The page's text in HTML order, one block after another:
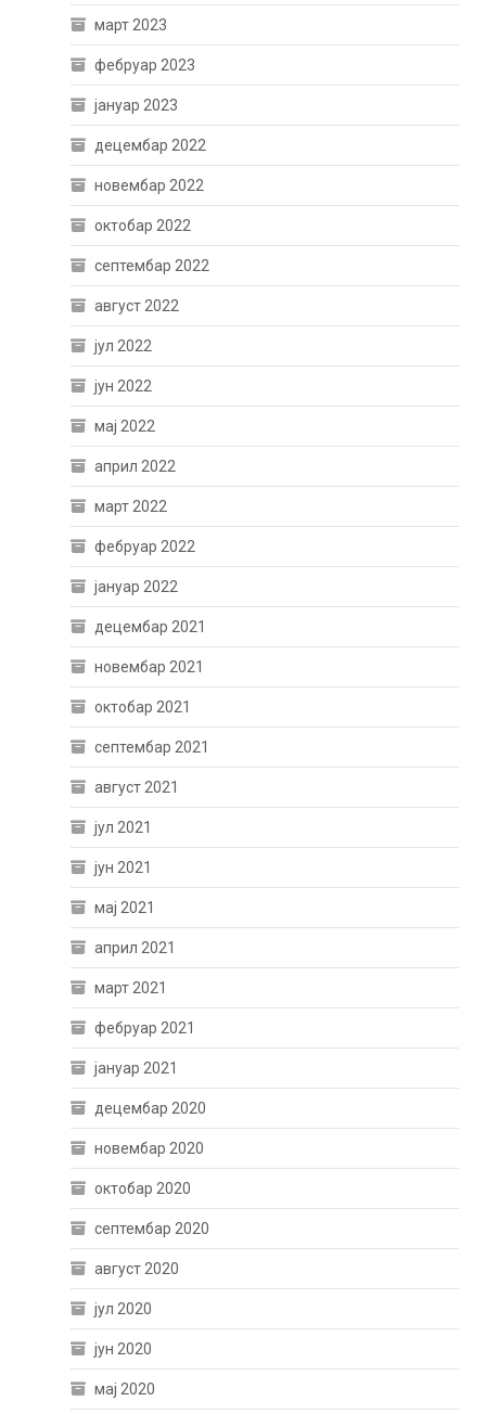
март 2023
фебруар 2023
јануар 2023
децембар 2022
новембар 2022
октобар 2022
септембар 2022
август 2022
јул 2022
јун 2022
мај 2022
април 2022
март 2022
фебруар 2022
јануар 2022
децембар 2021
новембар 2021
октобар 2021
септембар 2021
август 2021
јул 2021
јун 2021
мај 2021
април 2021
март 2021
фебруар 2021
јануар 2021
децембар 2020
новембар 2020
октобар 2020
септембар 2020
август 2020
јул 2020
јун 2020
мај 2020